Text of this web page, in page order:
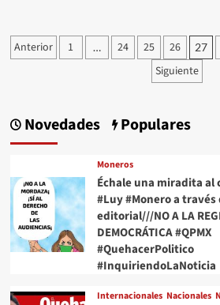
Monetario
Internacional (FMI)
décimas
de crecimiento de
la economía de México para 2024
Paginación
Anterior 1 … 24 25 26 27
Siguiente
Novedades Populares
Moneros
Échale una miradita al
#Luy #Monero a través
editorial///NO A LA
DEMOCRÁTICA #QPMX
#QuehacerPolitico
#InquiriendoLaNoticia
Internacionales Nacionales